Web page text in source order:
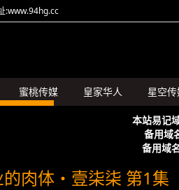
:www.94hg.cc
蜜桃传媒 皇家华人 星空
本站易记
备用域
备用域
肉体・壹柒柒 第1集